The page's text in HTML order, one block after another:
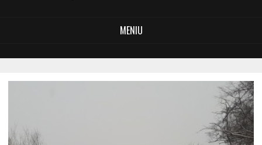
MENIU